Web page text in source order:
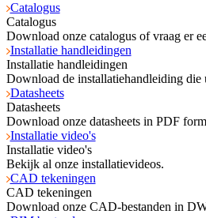
Catalogus
Catalogus
Download onze catalogus of vraag er
Installatie handleidingen
Installatie handleidingen
Download de installatiehandleiding die
Datasheets
Datasheets
Download onze datasheets in PDF
Installatie video's
Installatie video's
Bekijk al onze installatievideos.
CAD tekeningen
CAD tekeningen
Download onze CAD-bestanden in